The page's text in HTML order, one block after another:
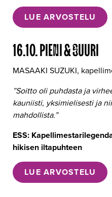
LUE ARVOSTELU
16.10. PIENI & SUURI
MASAAKI SUZUKI,
”Soitto oli puhdasta ja
kauniisti, yksimielisesti ja
mahdollista.”
ESS:
hikisen iltapuhteen
LUE ARVOSTELU